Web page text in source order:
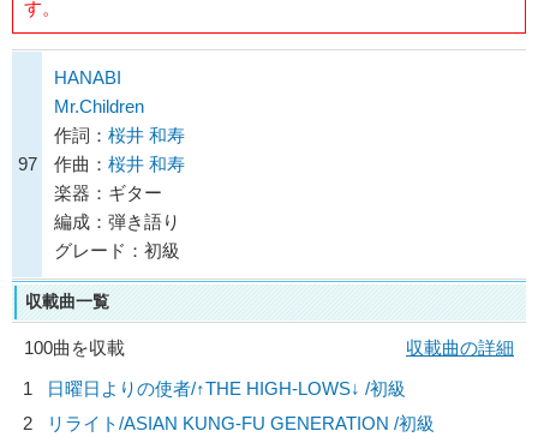
す。
97
HANABI
Mr.Children
作詞： 桜井 和寿
作曲： 桜井 和寿
楽器：ギター
編成：弾き語り
グレード：初級
収載曲一覧
100曲を収載
収載曲の詳細
1
日曜日よりの使者/↑THE HIGH-LOWS↓ /初級
2
リライト/ASIAN KUNG-FU GENERATION /初級